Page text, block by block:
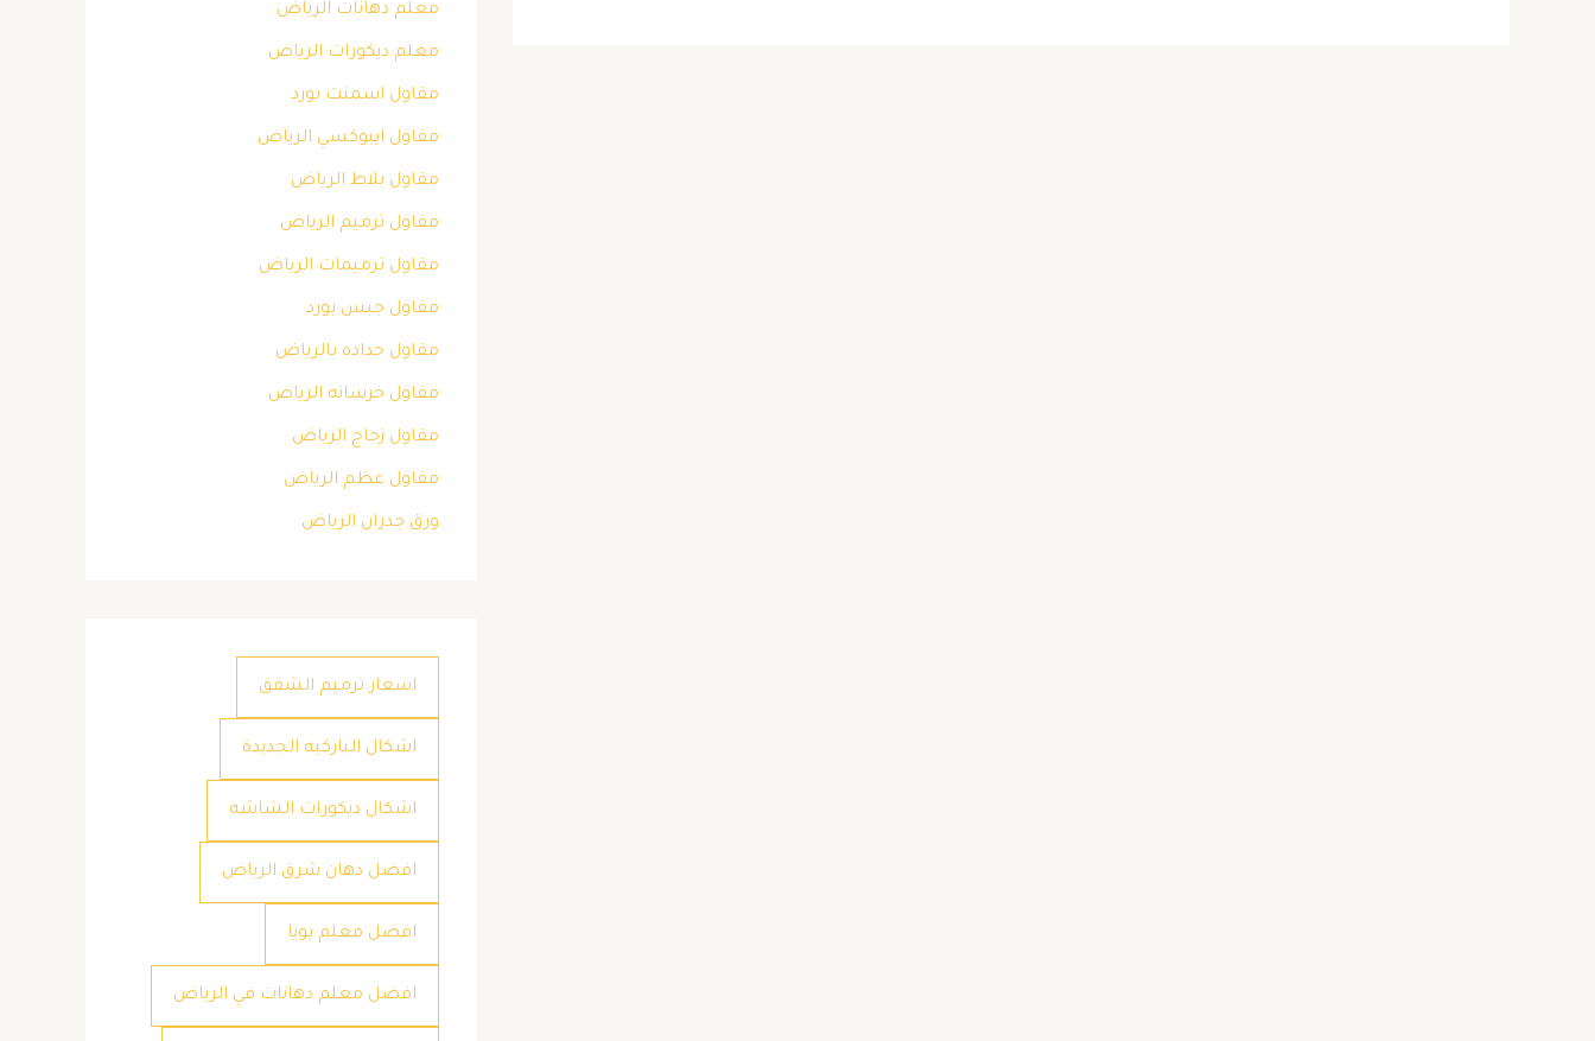
معلم دهانات الرياض
معلم ديكورات الرياض
مقاول اسمنت بورد
مقاول ايبوكسي الرياض
مقاول بلاط الرياض
مقاول ترميم الرياض
مقاول ترميمات الرياض
مقاول جبس بورد
مقاول حداده بالرياض
مقاول خرسانه الرياض
مقاول زجاج الرياض
مقاول عظم الرياض
ورق جدران الرياض
اسعار ترميم الشقق
اشكال الباركيه الجديدة
اشكال ديكورات الشاشه
افضل دهان شرق الرياض
افضل معلم بويا
افضل معلم دهانات في الرياض